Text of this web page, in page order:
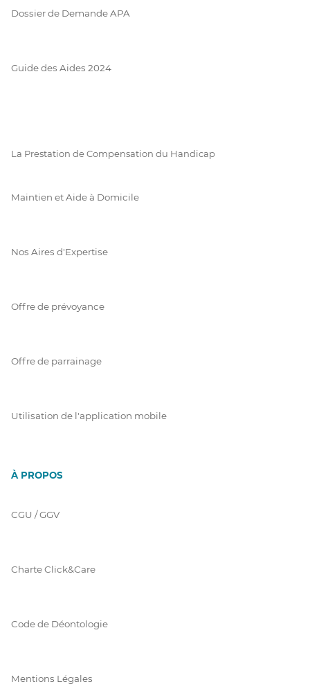
Dossier de Demande APA
Guide des Aides 2024
La Prestation de Compensation du Handicap
Maintien et Aide à Domicile
Nos Aires d'Expertise
Offre de prévoyance
Offre de parrainage
Utilisation de l'application mobile
À PROPOS
CGU / GGV
Charte Click&Care
Code de Déontologie
Mentions Légales